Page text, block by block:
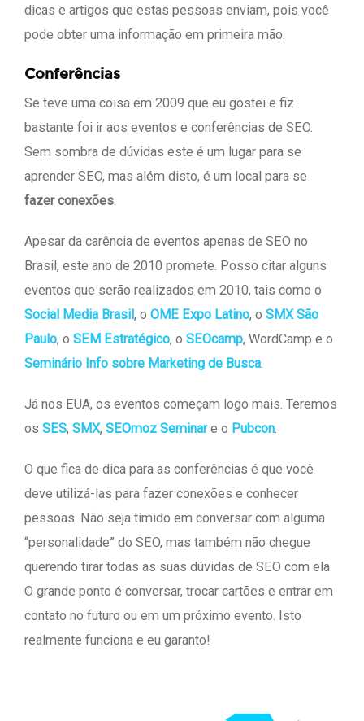
dicas e artigos que estas pessoas enviam, pois você
pode obter uma informação em primeira mão.
Conferências
Se teve uma coisa em 2009 que eu gostei e fiz
bastante foi ir aos eventos e conferências de SEO.
Sem sombra de dúvidas este é um lugar para se
aprender SEO, mas além disto, é um local para se
fazer conexões.
Apesar da carência de eventos apenas de SEO no
Brasil, este ano de 2010 promete. Posso citar alguns
eventos que serão realizados em 2010, tais como o
Social Media Brasil , o OME Expo Latino, o SMX São
Paulo, o SEM Estratégico, o SEOcamp, WordCamp e o
Seminário Info sobre Marketing de Busca.
Já nos EUA, os eventos começam logo mais. Teremos
os SES, SMX, SEOmoz Seminare o Pubcon.
O que fica de dica para as conferências é que você
deve utilizá-las para fazer conexões e conhecer
pessoas. Não seja tímido em conversar com alguma
“personalidade” do SEO, mas também não chegue
querendo tirar todas as suas dúvidas de SEO com ela.
O grande ponto é conversar, trocar cartões e entrar em
contato no futuro ou em um próximo evento. Isto
realmente funciona e eu garanto!